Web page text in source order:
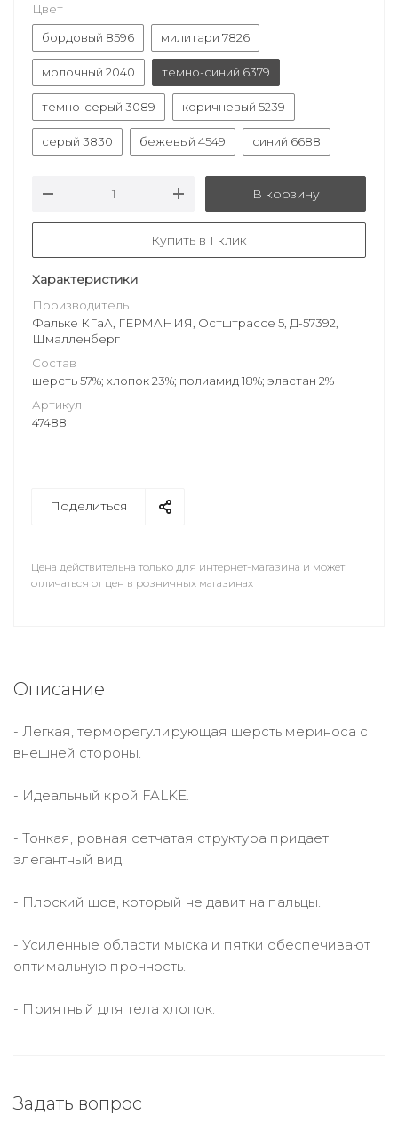
Цвет
бордовый 8596
милитари 7826
молочный 2040 темно-синий 6379
темно-серый 3089 коричневый 5239
серый 3830 бежевый 4549 синий 6688
В корзину
Купить в 1 клик
Характеристики
Производитель
Фальке КГаА, ГЕРМАНИЯ, Остштрассе 5, Д-57392,
Шмалленберг
Состав
шерсть 57%; хлопок 23%; полиамид 18%; эластан 2%
Артикул
47488
Поделиться
Цена действительна только для интернет-магазина и может
отличаться от цен в розничных магазинах
Описание
- Легкая, терморегулирующая шерсть мериноса с
внешней стороны.
- Идеальный крой FALKE.
- Тонкая, ровная сетчатая структура придает
элегантный вид.
- Плоский шов, который не давит на пальцы.
- Усиленные области мыска и пятки обеспечивают
оптимальную прочность.
- Приятный для тела хлопок.
Задать вопрос